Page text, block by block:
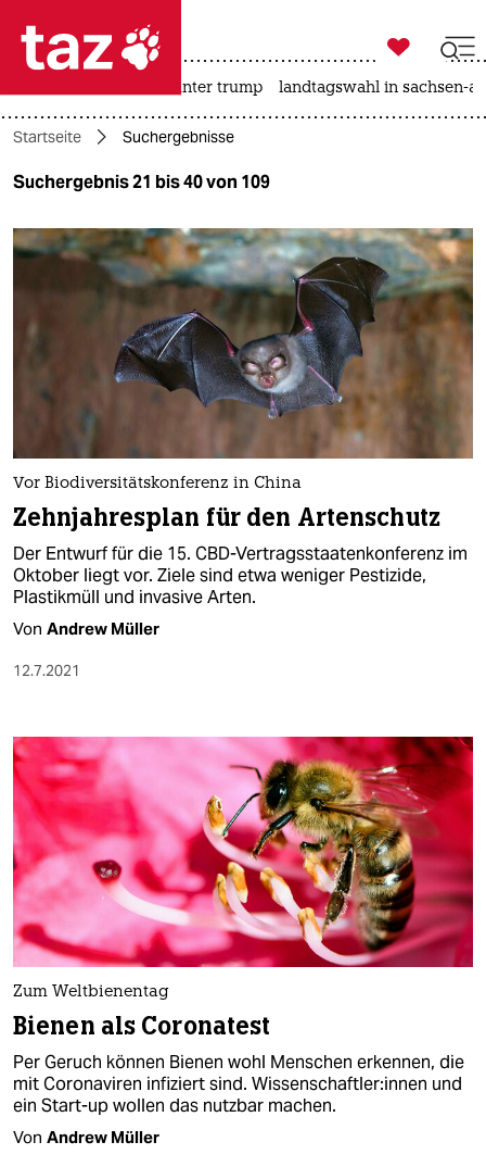
 taz zahl ich
taz zahl ich
themen
politik
öko
gesellschaft
kultur
berlin
wahrheit
verlag
verlag
shop
fragen & hilfe
unterstützen
abo
genossenschaft

taz zahl ich
usa unter trump landtagswahl in sachsen-
Startseite Suchergebnisse
Suchergebnis 21 bis 40 von 109
Vor Biodiversitätskonferenz in China
Zehnjahresplan für den Artenschutz
Der Entwurf für die 15. CBD-Vertragsstaatenkonferenz im
Oktober liegt vor. Ziele sind etwa weniger Pestizide,
Plastikmüll und invasive Arten.
Von Andrew Müller
12.7.2021
Zum Weltbienentag
Bienen als Coronatest
Per Geruch können Bienen wohl Menschen erkennen, die
mit Coronaviren infiziert sind. Wis­sen­schaft­le­r:in­nen und
ein Start-up wollen das nutzbar machen.
Von Andrew Müller